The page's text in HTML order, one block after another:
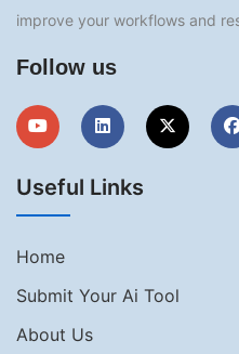
improve your workflows and
Follow us
Useful Links
Home
Submit Your Ai Tool
About Us